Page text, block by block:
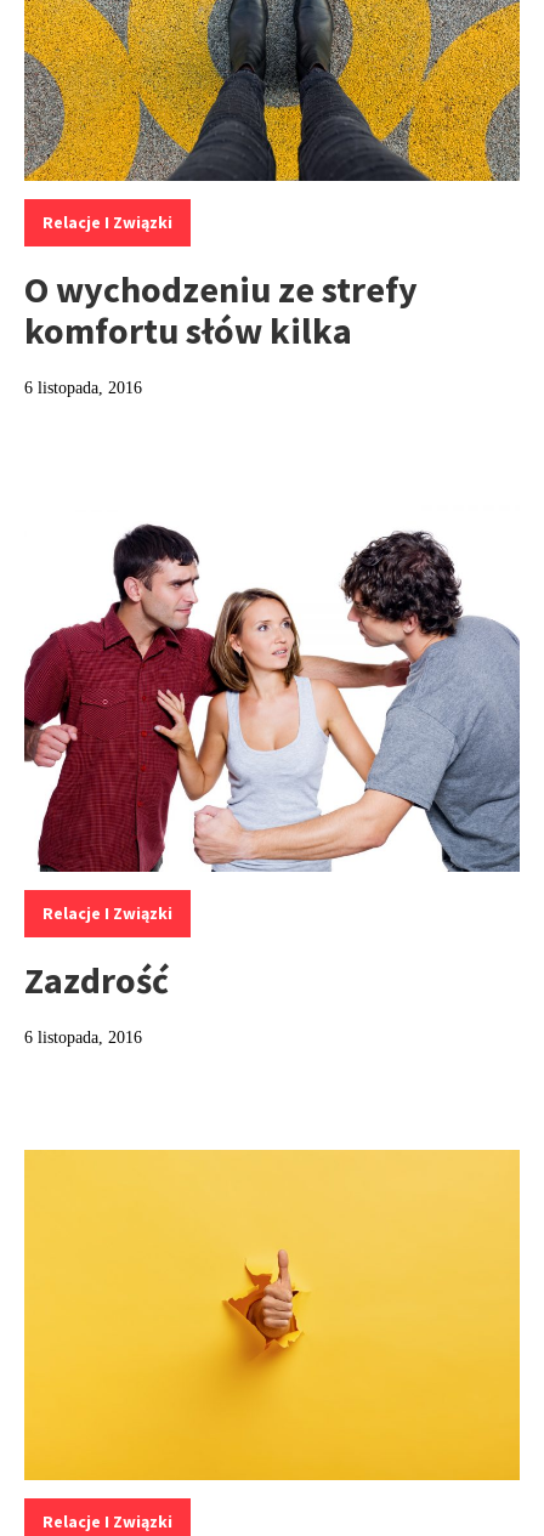
Kategorie:
Relacje I Związki
O wychodzeniu ze strefy
komfortu słów kilka
6 listopada, 2016
Kategorie:
Relacje I Związki
Zazdrość
6 listopada, 2016
Kategorie:
Relacje I Związki